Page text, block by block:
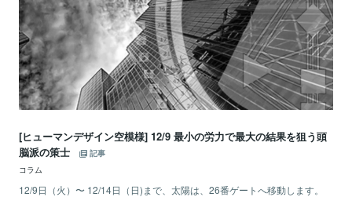
[ヒューマンデザイン空模様] 12/9 最小の労力で最大の結果を狙う頭
脳派の策士
記事
コラム
12/9日（火）〜 12/14日（日)まで、太陽は、26番ゲートへ移動します。